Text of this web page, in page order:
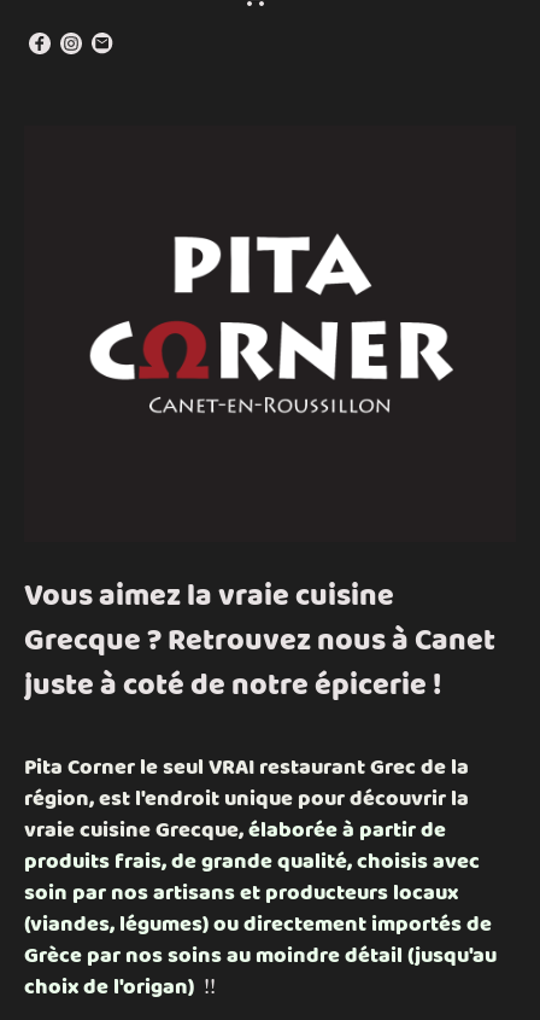
Vous aimez la vraie cuisine
Grecque ? Retrouvez nous à Canet
juste à coté de notre épicerie !
Pita Corner le seul VRAI restaurant Grec de la
région, est l'endroit unique pour découvrir la
vraie cuisine Grecque,élaborée à partir de
produits frais, de grande qualité, choisis avec
soin par nos artisans et producteurs locaux
(viandes, légumes) ou directement importés de
Grèce par nos soins au moindre détail (jusqu'au
choix de l'origan) !!